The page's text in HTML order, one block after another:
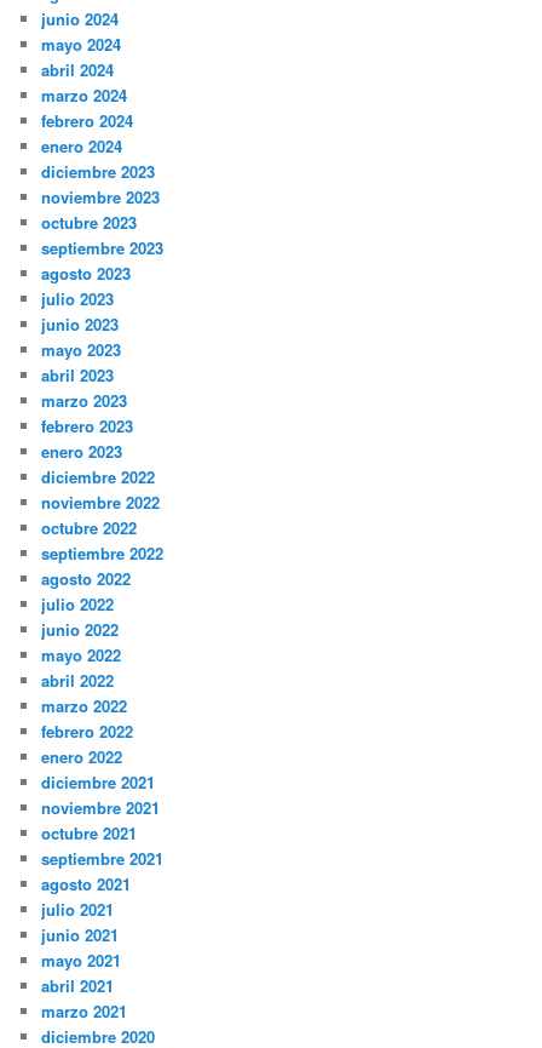
junio 2024
mayo 2024
abril 2024
marzo 2024
febrero 2024
enero 2024
diciembre 2023
noviembre 2023
octubre 2023
septiembre 2023
agosto 2023
julio 2023
junio 2023
mayo 2023
abril 2023
marzo 2023
febrero 2023
enero 2023
diciembre 2022
noviembre 2022
octubre 2022
septiembre 2022
agosto 2022
julio 2022
junio 2022
mayo 2022
abril 2022
marzo 2022
febrero 2022
enero 2022
diciembre 2021
noviembre 2021
octubre 2021
septiembre 2021
agosto 2021
julio 2021
junio 2021
mayo 2021
abril 2021
marzo 2021
diciembre 2020